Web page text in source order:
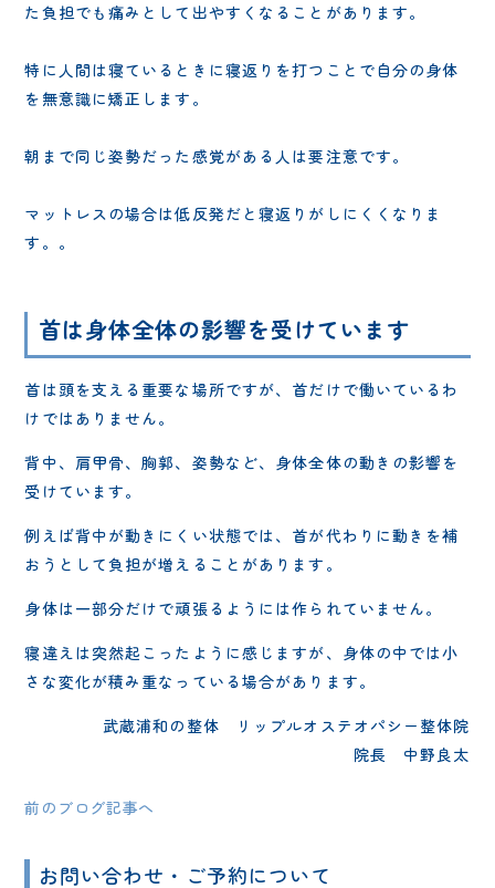
た負担でも痛みとして出やすくなることがあります。
特に人間は寝ているときに寝返りを打つことで自分の身体
を無意識に矯正します。
朝まで同じ姿勢だった感覚がある人は要注意です。
マットレスの場合は低反発だと寝返りがしにくくなりま
す。。
首は身体全体の影響を受けています
首は頭を支える重要な場所ですが、首だけで働いているわ
けではありません。
背中、肩甲骨、胸郭、姿勢など、身体全体の動きの影響を
受けています。
例えば背中が動きにくい状態では、首が代わりに動きを補
おうとして負担が増えることがあります。
身体は一部分だけで頑張るようには作られていません。
寝違えは突然起こったように感じますが、身体の中では小
さな変化が積み重なっている場合があります。
武蔵浦和の整体 リップルオステオパシー整体院
院長 中野良太
前のブログ記事へ
お問い合わせ・ご予約について